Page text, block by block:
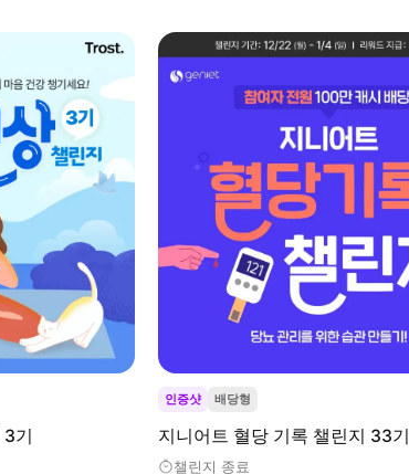
3기
인증샷 배당형
지니어트 혈당 기록 챌린지 33기
챌린지 종료